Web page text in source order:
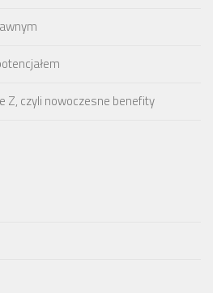
Z, czyli nowoczesne benefity